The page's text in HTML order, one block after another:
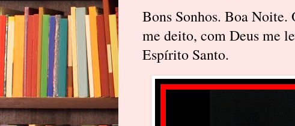
Bons Sonhos. Boa
me deito, com Deus me
Espírito Santo.